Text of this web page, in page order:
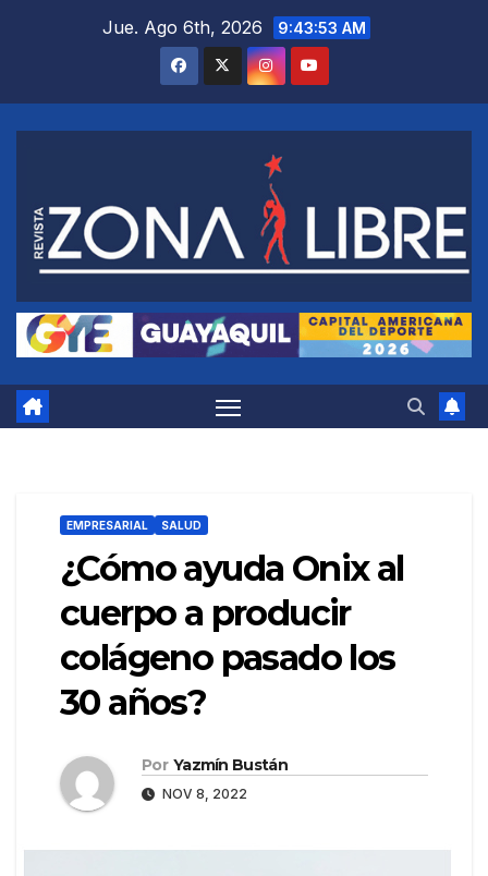
Jue. Ago 6th, 2026 9:43:54 AM
EMPRESARIAL SALUD
¿Cómo ayuda Onix al
cuerpo a producir
colágeno pasado los
30 años?
Por Yazmín Bustán
NOV 8, 2022